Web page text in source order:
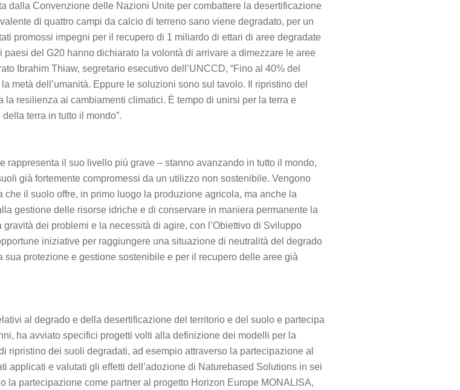
dalla Convenzione delle Nazioni Unite per combattere la desertificazione
di quattro campi da calcio di terreno sano viene degradato, per un
promossi impegni per il recupero di 1 miliardo di ettari di aree degradate
del G20 hanno dichiarato la volontà di arrivare a dimezzare le aree
Ibrahim Thiaw, segretario esecutivo dell’UNCCD, “Fino al 40% del
metà dell’umanità. Eppure le soluzioni sono sul tavolo. Il ripristino del
la resilienza ai cambiamenti climatici. È tempo di unirsi per la terra e
terra in tutto il mondo”.
rappresenta il suo livello più grave – stanno avanzando in tutto il mondo,
già fortemente compromessi da un utilizzo non sostenibile. Vengono
il suolo offre, in primo luogo la produzione agricola, ma anche la
gestione delle risorse idriche e di conservare in maniera permanente la
dei problemi e la necessità di agire, con l’Obiettivo di Sviluppo
iniziative per raggiungere una situazione di neutralità del degrado
protezione e gestione sostenibile e per il recupero delle aree già
al degrado e della desertificazione del territorio e del suolo e partecipa
ha avviato specifici progetti volti alla definizione dei modelli per la
ripristino dei suoli degradati, ad esempio attraverso la partecipazione al
applicati e valutati gli effetti dell’adozione di Naturebased Solutions in sei
la partecipazione come partner al progetto Horizon Europe MONALISA,